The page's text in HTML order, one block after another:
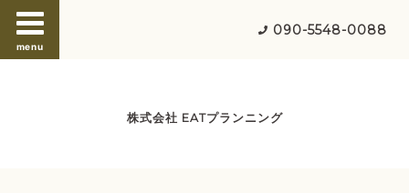
menu
090-5548-0088
株式会社 EATプランニング